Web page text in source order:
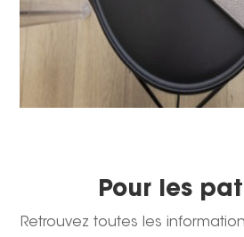
Pour les
Retrouvez toutes les